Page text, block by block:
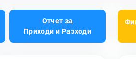
Отчет за
Приходи и Разходи